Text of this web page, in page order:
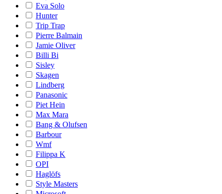
Eva Solo
Hunter
Trip Trap
Pierre Balmain
Jamie Oliver
Billi Bi
Sisley
Skagen
Lindberg
Panasonic
Piet Hein
Max Mara
Bang & Olufsen
Barbour
Wmf
Filippa K
OPI
Haglöfs
Style Masters